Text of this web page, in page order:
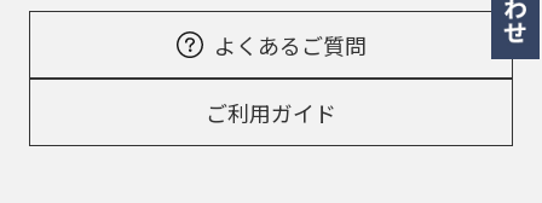
よくあるご質問
ご利用ガイド